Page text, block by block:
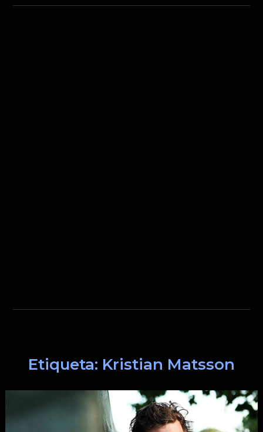
Etiqueta: Kristian Matsson